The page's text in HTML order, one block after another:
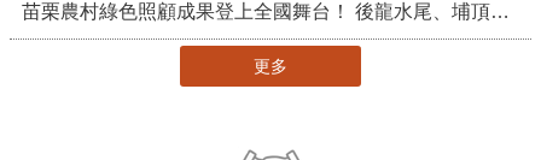
苗栗農村綠色照顧成果登上全國舞台！ 後龍水尾、埔頂社區前進2026高齡健康產業博覽會
更多